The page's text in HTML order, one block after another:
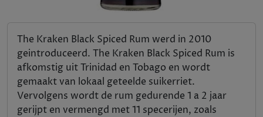
The Kraken Black Spiced Rum werd in 2010
geintroduceerd. The Kraken Black Spiced Rum is
afkomstig uit Trinidad en Tobago en wordt
gemaakt van lokaal geteelde suikerriet.
Vervolgens wordt de rum gedurende 1 a 2 jaar
gerijpt en vermengd met 11 specerijen, zoals